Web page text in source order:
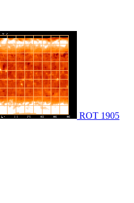
ROT 1905